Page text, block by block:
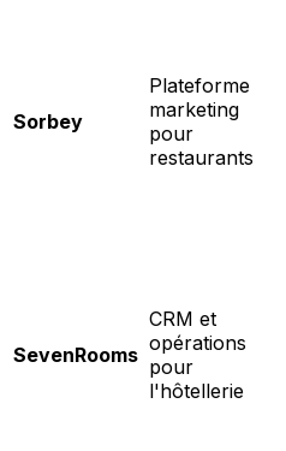
Sorbey
Plateforme
marketing
pour
restaurants
SevenRooms
CRM et
opérations
pour
l'hôtellerie